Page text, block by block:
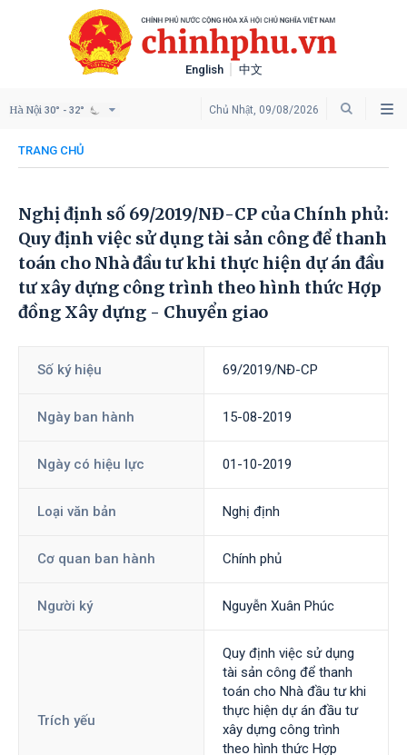
English 中文
Chủ Nhật, 09/08/2026
Hà Nội 30° - 32°
TRANG CHỦ
Nghị định số 69/2019/NĐ-CP của Chính phủ:
Quy định việc sử dụng tài sản công để thanh
toán cho Nhà đầu tư khi thực hiện dự án đầu
tư xây dựng công trình theo hình thức Hợp
đồng Xây dựng - Chuyển giao
Số ký hiệu 69/2019/NĐ-CP
Ngày ban hành 15-08-2019
Ngày có hiệu lực 01-10-2019
Loại văn bản Nghị định
Cơ quan ban hành Chính phủ
Người ký Nguyễn Xuân Phúc
Trích yếu
Quy định việc sử dụng
tài sản công để thanh
toán cho Nhà đầu tư khi
thực hiện dự án đầu tư
xây dựng công trình
theo hình thức Hợp